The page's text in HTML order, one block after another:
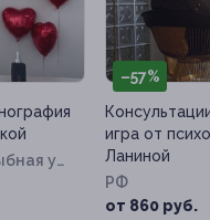
ул,
–57%
игра от
Ланиной
РФ
от 860 руб.